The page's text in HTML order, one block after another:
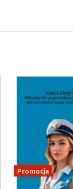
Promocja